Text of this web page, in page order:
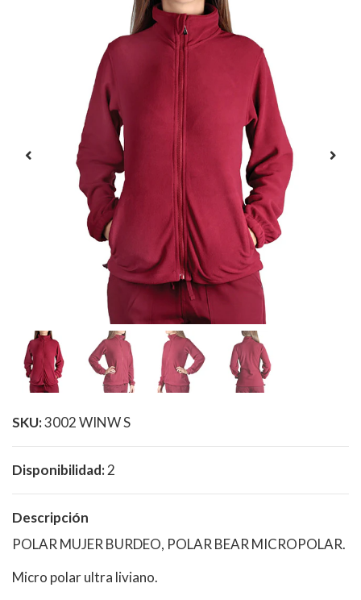
SKU:3002 WINW S
Disponibilidad:2
Descripción
POLAR MUJER BURDEO, POLAR BEAR MICROPOLAR.
Micro polar ultra liviano.